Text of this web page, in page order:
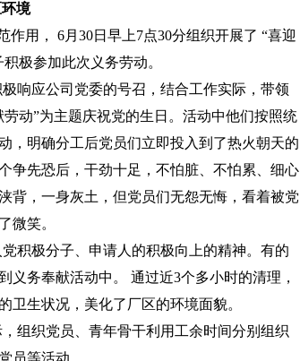
境
作用，
6月30日早上7点30分组织开展了 “喜迎
极参加此次义务劳动。
响应公司党委的号召，结合工作实际，带领
动”为主题庆祝党的生日。活动中他们按照统
，明确分工后党员们立即投入到了热火朝天的
争先恐后，干劲十足，不怕脏、不怕累、细心
背，一身灰土，但党员们无怨无悔，看着被党
微笑。
积极分子、申请人的积极向上的精神。有的
义务奉献活动中。
通过近3个多小时的清理，
卫生状况，美化了厂区的环境面貌。
组织党员、青年骨干利用工余时间分别组织
员等活动。